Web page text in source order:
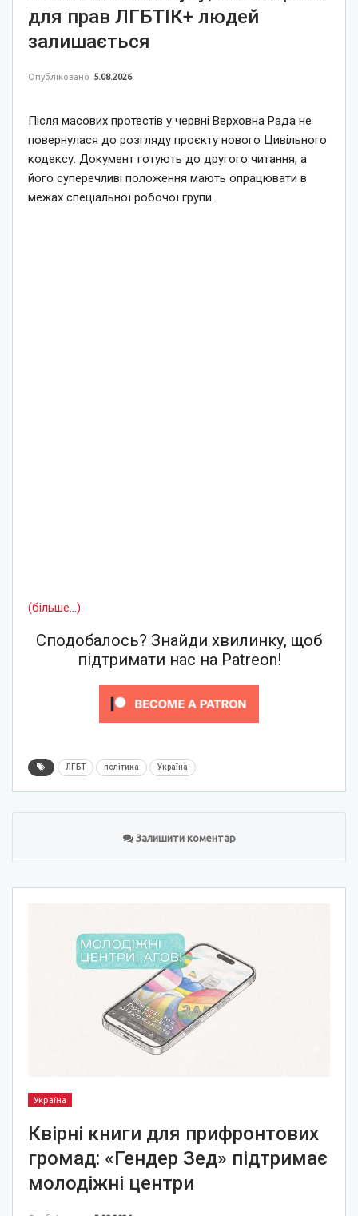
для прав ЛГБТІК+ людей
залишається
Опубліковано 5.08.2026
Після масових протестів у червні Верховна Рада не
повернулася до розгляду проєкту нового Цивільного
кодексу. Документ готують до другого читання, а
його суперечливі положення мають опрацювати в
межах спеціальної робочої групи.
(більше…)
Сподобалось? Знайди хвилинку, щоб
підтримати нас на Patreon!
ЛГБТ політика Україна
Залишити коментар
Україна
Квірні книги для прифронтових
громад: «Гендер Зед» підтримає
молодіжні центри